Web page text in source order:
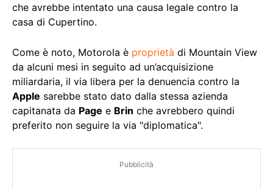
che avrebbe intentato una causa legale contro la
casa di Cupertino.
Come è noto, Motorola è proprietà di Mountain View
da alcuni mesi in seguito ad un’acquisizione
miliardaria, il via libera per la denuencia contro la
Apple sarebbe stato dato dalla stessa azienda
capitanata da Page e Brin che avrebbero quindi
preferito non seguire la via "diplomatica".
Pubblicità